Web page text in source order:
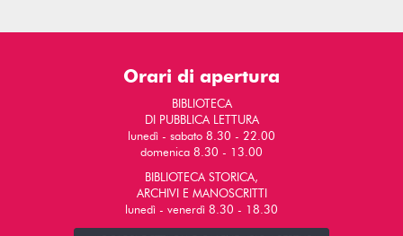
Orari di apertura
BIBLIOTECA
DI PUBBLICA LETTURA
lunedì - sabato 8.30 - 22.00
domenica 8.30 - 13.00
BIBLIOTECA STORICA,
ARCHIVI E MANOSCRITTI
lunedì - venerdì 8.30 - 18.30